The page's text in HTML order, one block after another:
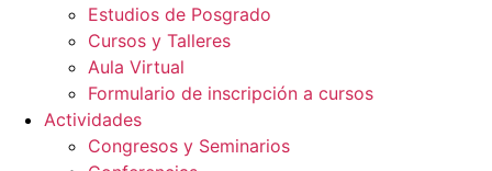
Estudios de Posgrado
Cursos y Talleres
Aula Virtual
Formulario de inscripción a cursos
Actividades
Congresos y Seminarios